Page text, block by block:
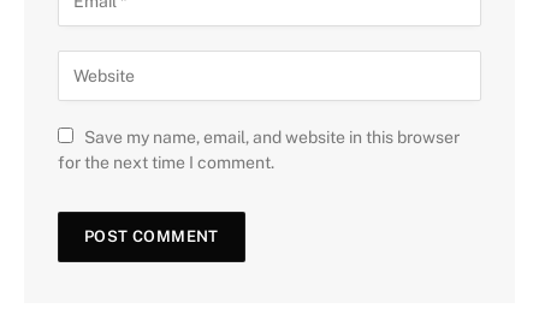
Save my name, email, and website in this browser
for the next time I comment.